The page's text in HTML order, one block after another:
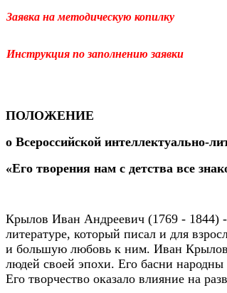
Заявка на методическую копилку
Инструкция по
ПОЛОЖЕНИЕ
о Всероссийской интеллектуально-
«Его творения нам с детства все
Крылов Иван Андреевич (1769 - 1844) -
литературе, который писал и для
и большую любовь к ним. Иван Крылов
людей своей эпохи. Его басни
Его творчество оказало влияние на